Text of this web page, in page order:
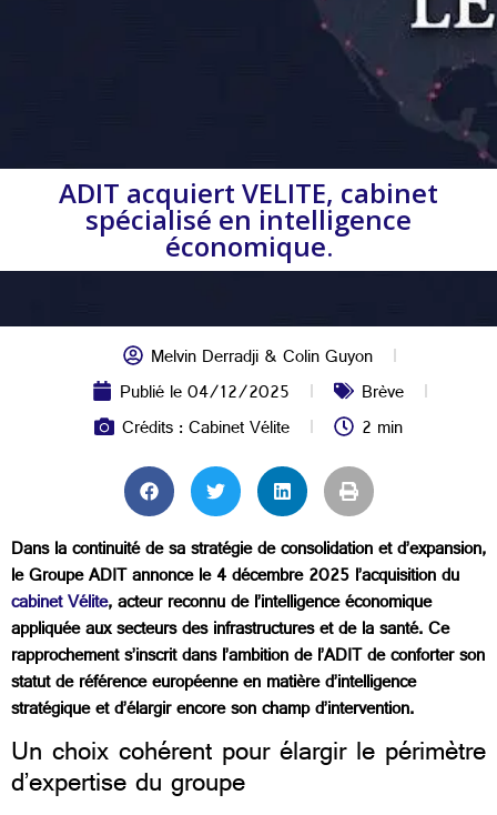
ADIT acquiert VELITE, cabinet
spécialisé en intelligence
économique.
Melvin Derradji & Colin Guyon
Publié le04/12/2025
Brève
Crédits : Cabinet Vélite
2 min
Dans la continuité de sa stratégie de consolidation et d’expansion,
le Groupe ADIT annonce le 4 décembre 2025 l’acquisition du
cabinet Vélite, acteur reconnu de l’intelligence économique
appliquée aux secteurs des infrastructures et de la santé. Ce
rapprochement s’inscrit dans l’ambition de l’ADIT de conforter son
statut de référence européenne en matière d’intelligence
stratégique et d’élargir encore son champ d’intervention.
Un choix cohérent pour élargir le périmètre
d’expertise du groupe